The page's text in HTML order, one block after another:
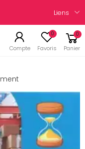
Liens
Compte
0
Favoris
0
Panier